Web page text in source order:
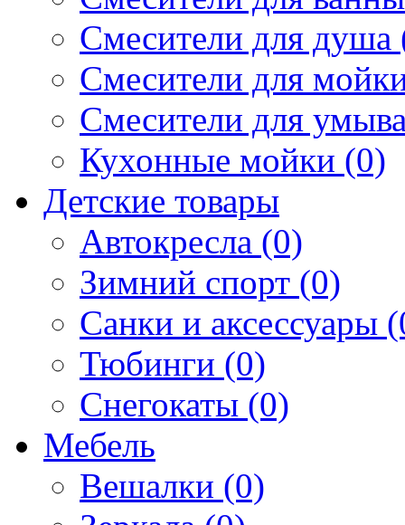
Смесители для душа
Смесители для
Смесители для
Кухонные мойки (0)
Детские товары
Автокресла (0)
Зимний спорт (0)
Санки и аксессуары
Тюбинги (0)
Снегокаты (0)
Мебель
Вешалки (0)